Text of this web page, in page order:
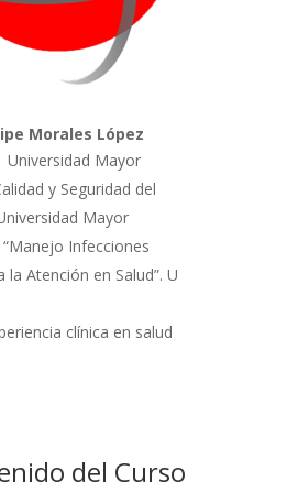
Morales López
Universidad Mayor
y Seguridad del
Mayor
Infecciones
la Atención en Salud”. U
clínica en salud
del Curso